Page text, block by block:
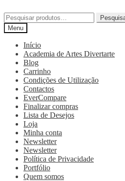
Menu
Início
Academia de Artes Divertarte
Blog
Carrinho
Condições de Utilização
Contactos
EverCompare
Finalizar compras
Lista de Desejos
Loja
Minha conta
Newsletter
Newsletter
Política de Privacidade
Portfólio
Quem somos